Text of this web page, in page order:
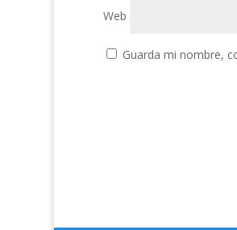
Web
Guarda mi nombre,